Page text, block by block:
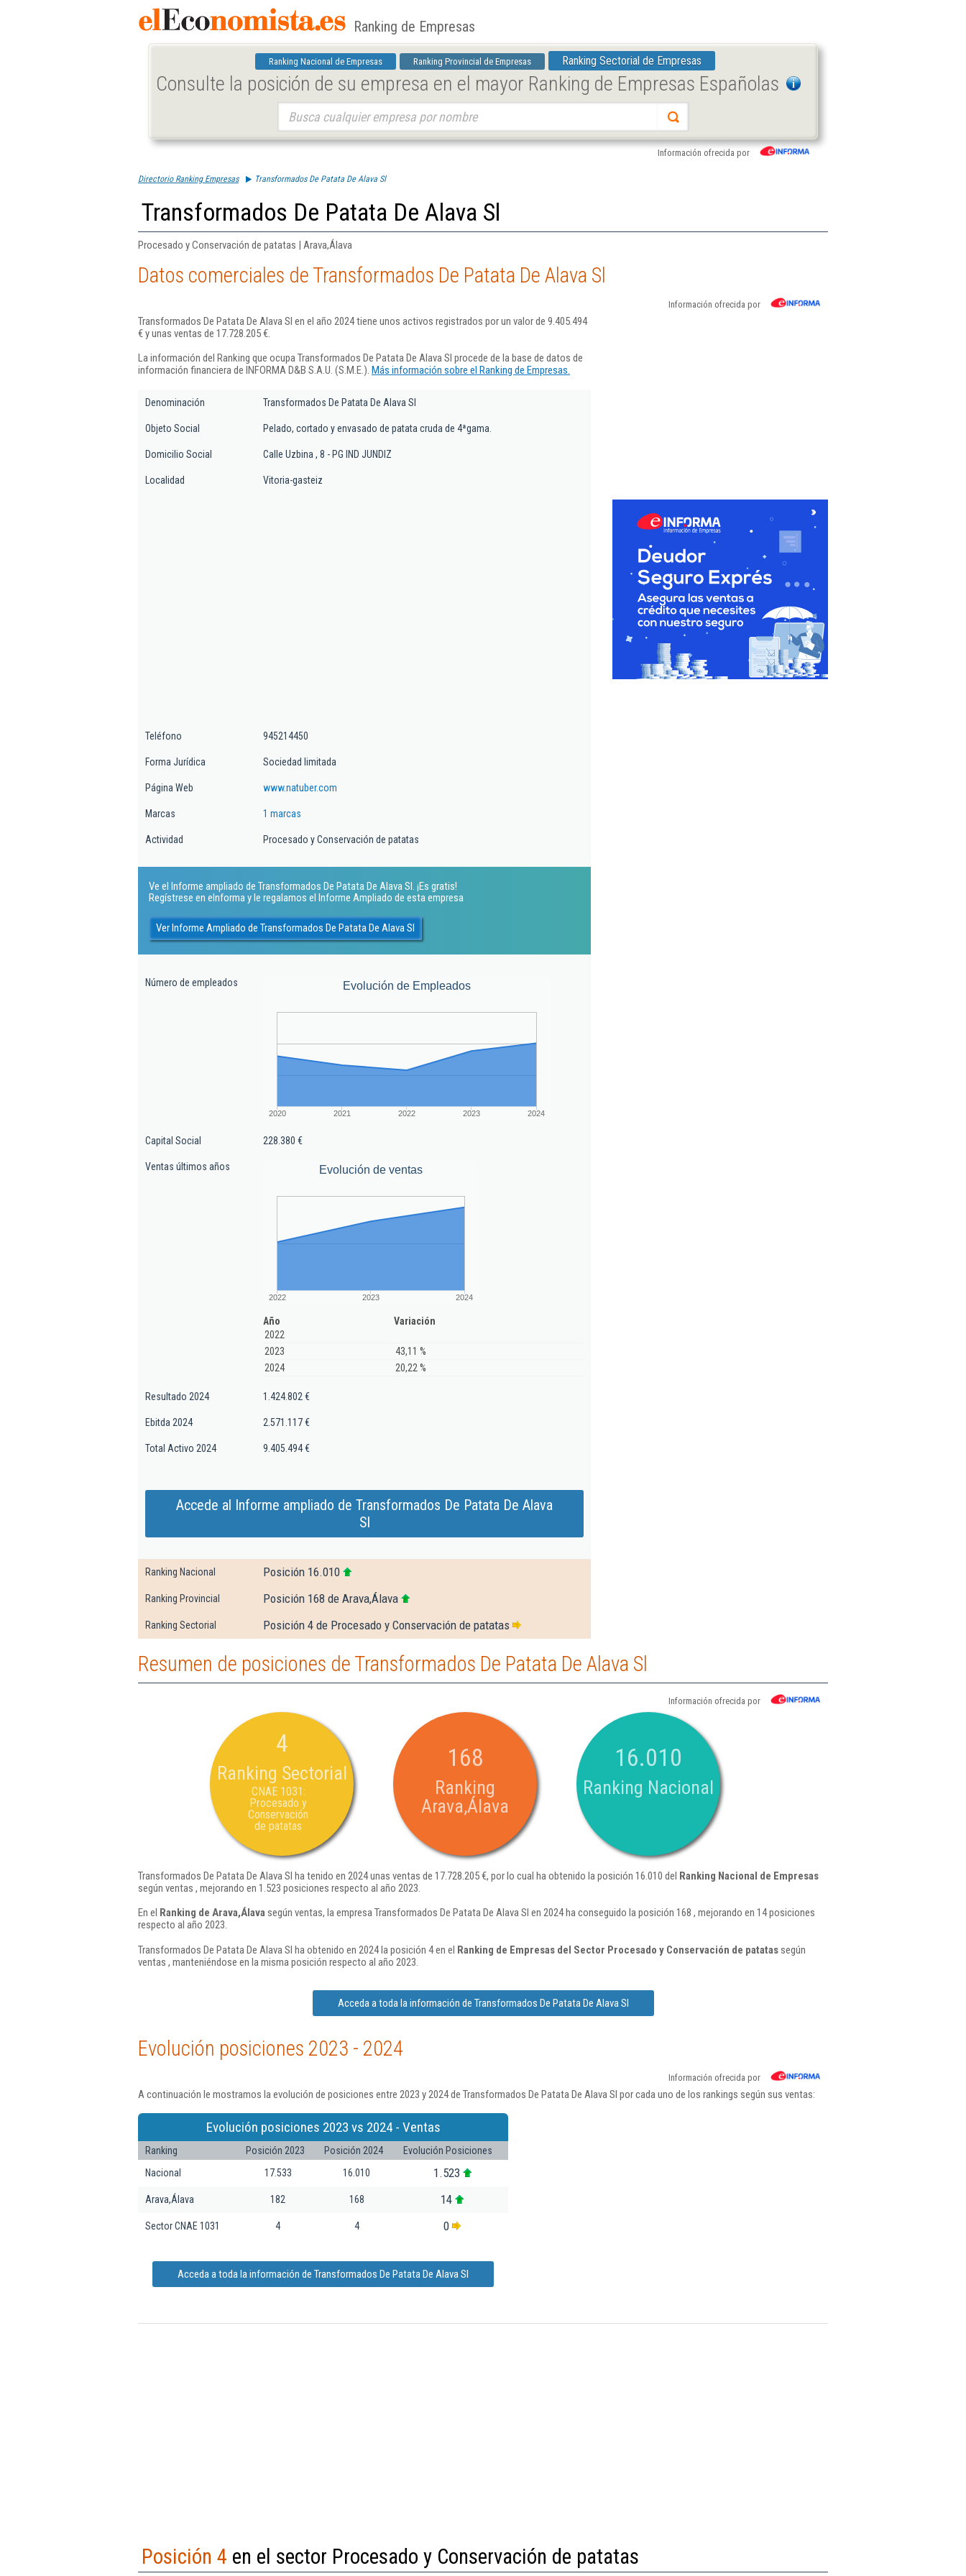
Ranking de Empresas
Ranking Nacional de Empresas Ranking Provincial de Empresas Ranking Sectorial de Empresas
Consulte la posición de su empresa en el mayor Ranking de Empresas Españolas
Información ofrecida por
Directorio Ranking Empresas Transformados De Patata De Alava Sl
Transformados De Patata De Alava Sl
Procesado y Conservación de patatas | Arava,Álava
Datos comerciales de Transformados De Patata De Alava Sl
Información ofrecida por
Transformados De Patata De Alava Sl en el año 2024 tiene unos activos registrados por un valor de 9.405.494
€ y unas ventas de 17.728.205 €.
La información del Ranking que ocupa Transformados De Patata De Alava Sl procede de la base de datos de
información financiera de INFORMA D&B S.A.U. (S.M.E.). Más información sobre el Ranking de Empresas.
Denominación Transformados De Patata De Alava Sl
Objeto Social Pelado, cortado y envasado de patata cruda de 4ªgama.
Domicilio Social Calle Uzbina , 8 - PG IND JUNDIZ
Localidad Vitoria-gasteiz
Teléfono 945214450
Forma Jurídica Sociedad limitada
Página Web www.natuber.com
Marcas 1 marcas
Actividad Procesado y Conservación de patatas
Ve el Informe ampliado de Transformados De Patata De Alava Sl. ¡Es gratis!
Regístrese en eInforma y le regalamos el Informe Ampliado de esta empresa
Ver Informe Ampliado de Transformados De Patata De Alava Sl
Número de empleados Evolución de Empleados
2020 2021 2022 2023 2024
Capital Social 228.380 €
Ventas últimos años Evolución de ventas
2022 2023 2024
Año
Variación
2022
2023
43,11 %
2024
20,22 %
Resultado 2024 1.424.802 €
Ebitda 2024 2.571.117 €
Total Activo 2024 9.405.494 €
Accede al Informe ampliado de Transformados De Patata De Alava
Sl
Ranking Nacional Posición 16.010
Ranking Provincial Posición 168 de Arava,Álava
Ranking Sectorial Posición 4 de Procesado y Conservación de patatas
Resumen de posiciones de Transformados De Patata De Alava Sl
Información ofrecida por
4
Ranking Sectorial
CNAE 1031:
Procesado y
Conservación
de patatas
168
Ranking
Arava,Álava
16.010
Ranking Nacional
Transformados De Patata De Alava Sl ha tenido en 2024 unas ventas de 17.728.205 €, por lo cual ha obtenido la posición 16.010 del Ranking Nacional de Empresas
según ventas , mejorando en 1.523 posiciones respecto al año 2023.
En el Ranking de Arava,Álavasegún ventas, la empresa Transformados De Patata De Alava Sl en 2024 ha conseguido la posición 168 , mejorando en 14 posiciones
respecto al año 2023.
Transformados De Patata De Alava Sl ha obtenido en 2024 la posición 4 en el Ranking de Empresas del Sector Procesado y Conservación de patatassegún
ventas , manteniéndose en la misma posición respecto al año 2023.
Acceda a toda la información de Transformados De Patata De Alava Sl
Evolución posiciones 2023 - 2024
Información ofrecida por
A continuación le mostramos la evolución de posiciones entre 2023 y 2024 de Transformados De Patata De Alava Sl por cada uno de los rankings según sus ventas:
Evolución posiciones 2023 vs 2024 - Ventas
Ranking Posición 2023 Posición 2024
Evolución Posiciones
Nacional
17.533 16.010 1.523
Arava,Álava 182 168 14
Sector CNAE 1031 4 4 0
Acceda a toda la información de Transformados De Patata De Alava Sl
Posición 4 en el sector Procesado y Conservación de patatas